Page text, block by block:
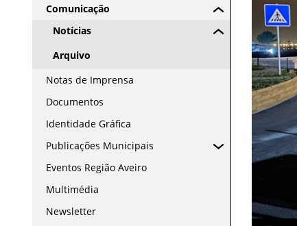
Comunicação
Notícias
Arquivo
Notas de Imprensa
Documentos
Identidade Gráfica
Publicações Municipais
Eventos Região Aveiro
Multimédia
Newsletter